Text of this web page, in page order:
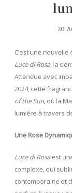
20
C’est une
Luce di Rosa, la
Attendue avec
2024, cette
of the Sun, où la
lumière à travers
Une Rose
Luce di Rosaest
complexe, qui
contemporaine et